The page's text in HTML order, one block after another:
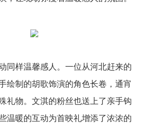
同样温馨感人。一位从河北赶来的
绘制的胡歌饰演的角色长卷，通宵
礼物。文淇的粉丝也送上了亲手钩
温暖的互动为首映礼增添了浓浓的